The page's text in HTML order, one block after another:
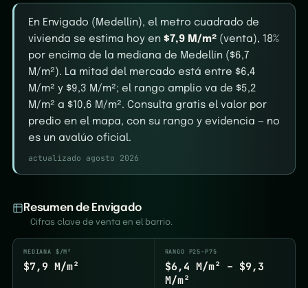
En Envigado (Medellín), el metro cuadrado de
vivienda se estima hoy en $7,9 M/m² (venta), 18%
por encima de la mediana de Medellín ($6,7
M/m²). La mitad del mercado está entre $6,4
M/m² y $9,3 M/m²; el rango amplio va de $5,2
M/m² a $10,6 M/m². Consulta gratis el valor por
predio en el mapa, con su rango y evidencia — no
es un avalúo oficial.
actualizado agosto 2026
Resumen de Envigado
Cifras clave de venta en el barrio.
MEDIANA $/M²
$7,9 M/m²
RANGO P25–P75
$6,4 M/m² – $9,3
M/m²